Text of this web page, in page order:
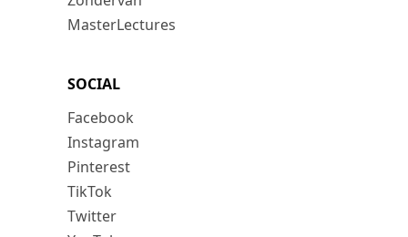
MasterLectures
SOCIAL
Facebook
Instagram
Pinterest
TikTok
Twitter